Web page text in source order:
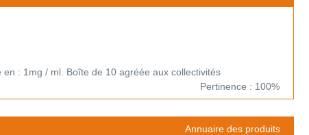
: 1mg / ml. Boîte de 10 agréée aux collectivités
Pertinence : 100%
Annuaire des produits